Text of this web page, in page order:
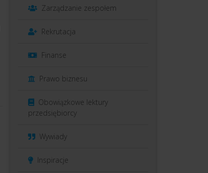
Zarządzanie zespołem
Rekrutacja
Finanse
Prawo biznesu
Obowiązkowe lektury
przedsiębiorcy
Wywiady
Inspiracje